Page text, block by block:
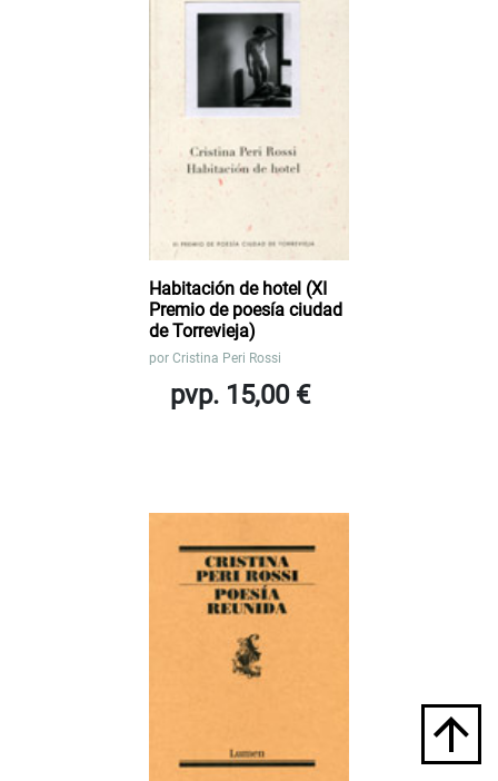
Habitación de hotel (XI
Premio de poesía ciudad
de Torrevieja)
por Cristina Peri Rossi
pvp. 15,00 €